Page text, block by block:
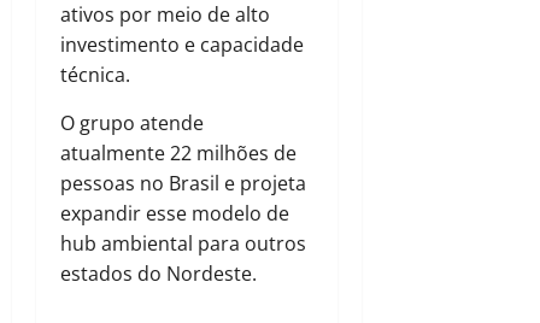
ativos por meio de alto
investimento e capacidade
técnica.
O grupo atende
atualmente 22 milhões de
pessoas no Brasil e projeta
expandir esse modelo de
hub ambiental para outros
estados do Nordeste.